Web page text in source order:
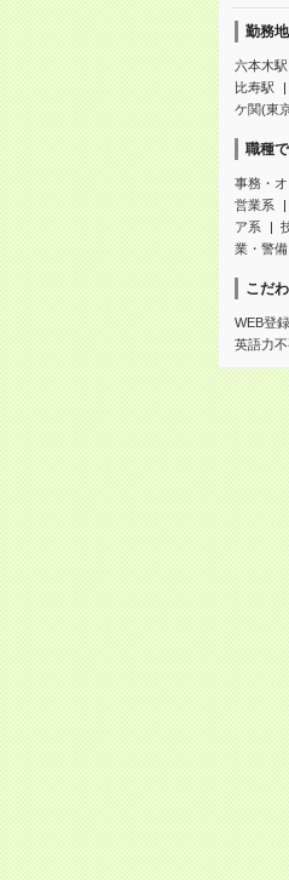
勤務
六本木駅
比寿駅
ケ関(東
職種
事務・
営業系
ア系
業・警
こだ
WEB登
英語力